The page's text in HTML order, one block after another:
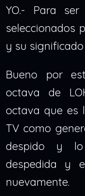
YO.- Para
seleccionados
y su
Bueno por
octava de
octava que es
TV como
despido y
despedida y
nuevamente.